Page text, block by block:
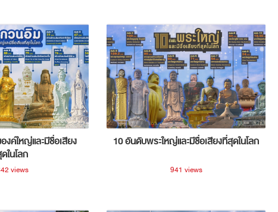
ค์ใหญ่และมีชื่อเสียง
ในโลก
views
10 อันดับพระใหญ่และมีชื่อเสียงที่สุดในโลก
941 views